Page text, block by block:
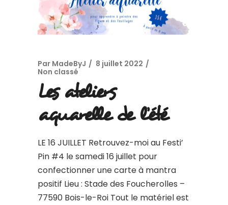
Par MadeByJ
8 juillet 2022
Non classé
Les ateliers
aquarelle de l’été
LE 16 JUILLET Retrouvez-moi au Festi’
Pin #4 le samedi 16 juillet pour
confectionner une carte à mantra
positif Lieu : Stade des Foucherolles –
77590 Bois-le-Roi Tout le matériel est